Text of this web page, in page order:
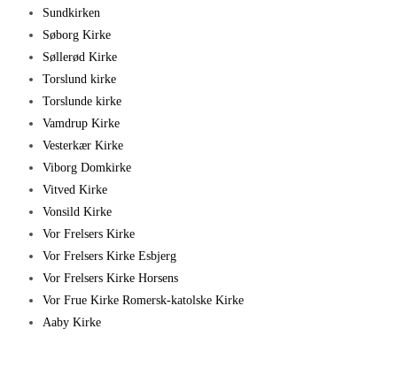
Sundkirken
Søborg Kirke
Søllerød Kirke
Torslund kirke
Torslunde kirke
Vamdrup Kirke
Vesterkær Kirke
Viborg Domkirke
Vitved Kirke
Vonsild Kirke
Vor Frelsers Kirke
Vor Frelsers Kirke Esbjerg
Vor Frelsers Kirke Horsens
Vor Frue Kirke Romersk-katolske Kirke
Aaby Kirke